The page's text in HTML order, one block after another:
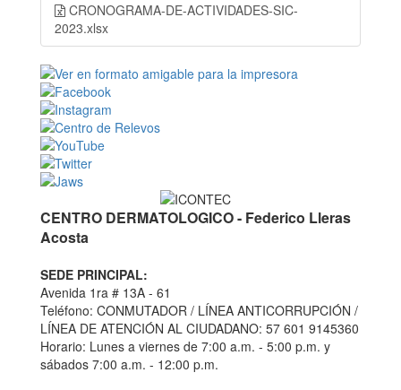
CRONOGRAMA-DE-ACTIVIDADES-SIC-
2023.xlsx
CENTRO DERMATOLOGICO - Federico Lleras
Acosta
SEDE PRINCIPAL:
Avenida 1ra # 13A - 61
Teléfono: CONMUTADOR / LÍNEA ANTICORRUPCIÓN /
LÍNEA DE ATENCIÓN AL CIUDADANO: 57 601 9145360
Horario: Lunes a viernes de 7:00 a.m. - 5:00 p.m. y
sábados 7:00 a.m. - 12:00 p.m.